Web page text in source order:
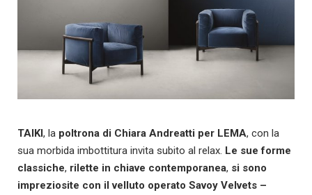
TAIKI, la poltrona di Chiara Andreatti per LEMA, con la
sua morbida imbottitura invita subito al relax. Le sue forme
classiche, rilette in chiave contemporanea, si sono
impreziosite con il velluto operato Savoy Velvets –